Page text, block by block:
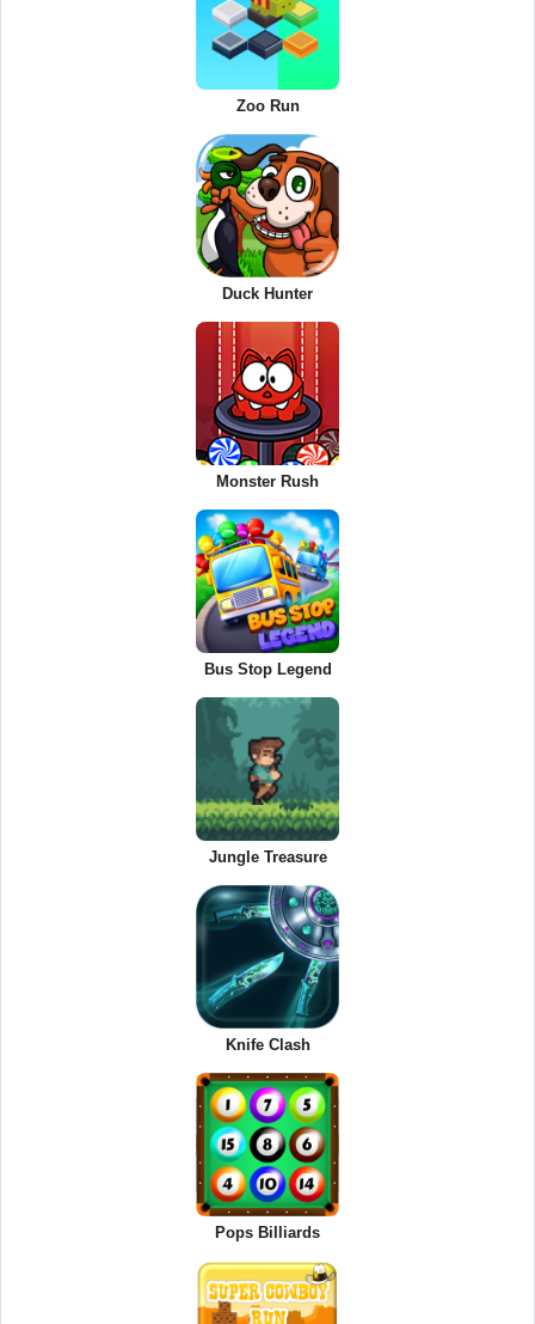
Zoo Run
Duck Hunter
Monster Rush
Bus Stop Legend
Jungle Treasure
Knife Clash
Pops Billiards